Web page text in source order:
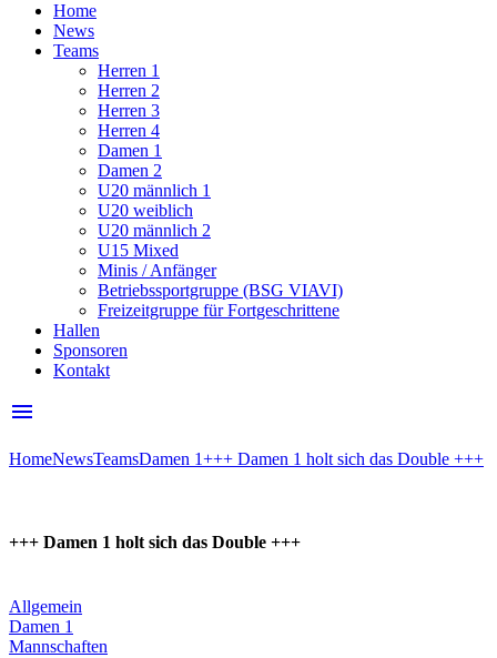
Home
News
Teams
Herren 1
Herren 2
Herren 3
Herren 4
Damen 1
Damen 2
U20 männlich 1
U20 weiblich
U20 männlich 2
U15 Mixed
Minis / Anfänger
Betriebssportgruppe (BSG VIAVI)
Freizeitgruppe für Fortgeschrittene
Hallen
Sponsoren
Kontakt
menu
HomeNewsTeamsDamen 1+++ Damen 1 holt sich das Double +++
+++ Damen 1 holt sich das Double +++
Allgemein
Damen 1
Mannschaften